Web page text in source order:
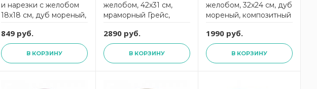
и нарезки с желобом
18x18 см, дуб мореный,
Surface,
DSJ1740634KL6,
ComposeEat
849 руб.
В КОРЗИНУ
желобом, 42x31 см,
мраморный Грейс,
ProFashion,
DRJ42310435KL6,
ComposeEat
2890 руб.
В КОРЗИНУ
желобом, 32х24 см, дуб
мореный, композитный
DRJ32240634KL6,
ComposeEat
1990 руб.
В КОРЗИНУ